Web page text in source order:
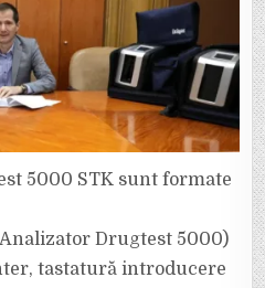
5000 STK sunt formate
Drugtest 5000)
tastatură introducere